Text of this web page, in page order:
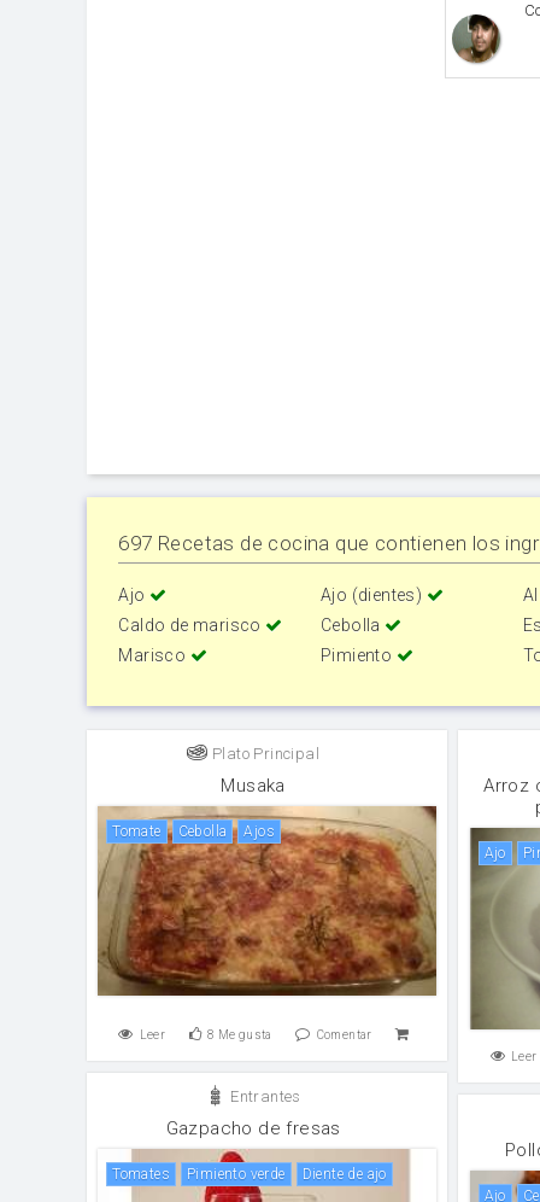
697 Recetas de cocina que contienen los
Ajo Ajo (dientes)
Caldo de marisco
Cebolla
Marisco
Pimiento
Plato Principal
Musaka
tomate cebolla Ajos
Leer 8 Me gusta Comentar
Arroz
ajo
Leer
Entrantes
Gazpacho de fresas
Tomates pimiento verde Diente de ajo
ajo